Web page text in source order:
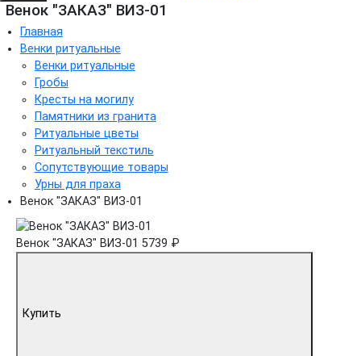
Венок "ЗАКАЗ" ВИЗ-01
Главная
Венки ритуальные
Венки ритуальные
Гробы
Кресты на могилу
Памятники из гранита
Ритуальные цветы
Ритуальный текстиль
Сопутствующие товары
Урны для праха
Венок "ЗАКАЗ" ВИЗ-01
Венок "ЗАКАЗ" ВИЗ-01 5739 ₽
Купить